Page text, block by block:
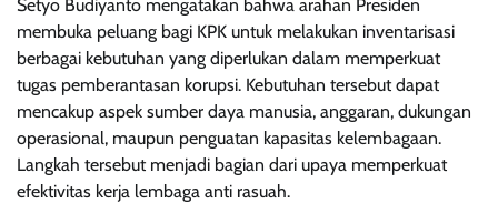
Setyo Budiyanto mengatakan bahwa arahan Presiden
membuka peluang bagi KPK untuk melakukan inventarisasi
berbagai kebutuhan yang diperlukan dalam memperkuat
tugas pemberantasan korupsi. Kebutuhan tersebut dapat
mencakup aspek sumber daya manusia, anggaran, dukungan
operasional, maupun penguatan kapasitas kelembagaan.
Langkah tersebut menjadi bagian dari upaya memperkuat
efektivitas kerja lembaga anti rasuah.